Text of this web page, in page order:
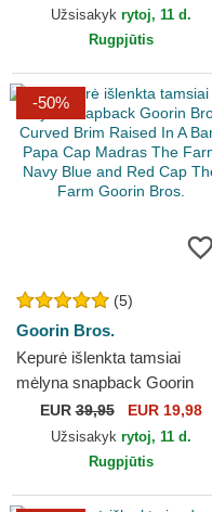
York Yankees MLB New Era
Užsisakyk rytoj, 11 d.
Rugpjūtis
-50%
(5)
Goorin Bros.
Kepurė išlenkta tamsiai
mėlyna snapback Goorin
Bros. Curved Brim Raised In
A Barn Papa Cap Madras...
EUR39,95 EUR 19,98
Užsisakyk rytoj, 11 d.
Rugpjūtis